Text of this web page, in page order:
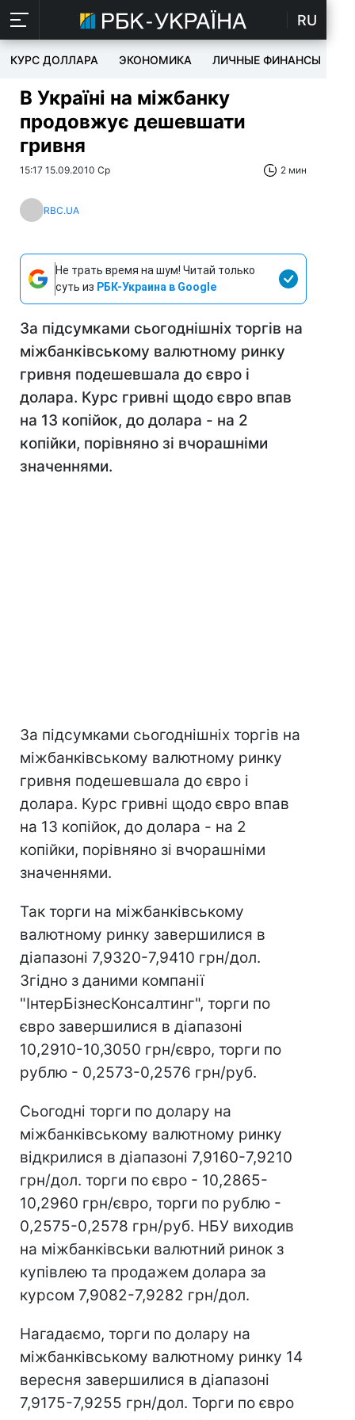
RU
КУРС ДОЛЛАРА ЭКОНОМИКА ЛИЧНЫЕ ФИНАНСЫ
В Україні на міжбанку
продовжує дешевшати
гривня
15:17 15.09.2010 Ср 2 мин
RBC.UA
Не трать время на шум! Читай только
суть из РБК-Украина в Google
За підсумками сьогоднішніх торгів на
міжбанківському валютному ринку
гривня подешевшала до євро і
долара. Курс гривні щодо євро впав
на 13 копійок, до долара - на 2
копійки, порівняно зі вчорашніми
значеннями.
За підсумками сьогоднішніх торгів на
міжбанківському валютному ринку
гривня подешевшала до євро і
долара. Курс гривні щодо євро впав
на 13 копійок, до долара - на 2
копійки, порівняно зі вчорашніми
значеннями.
Так торги на міжбанківському
валютному ринку завершилися в
діапазоні 7,9320-7,9410 грн/дол.
Згідно з даними компанії
"ІнтерБізнесКонсалтинг", торги по
євро завершилися в діапазоні
10,2910-10,3050 грн/євро, торги по
рублю - 0,2573-0,2576 грн/руб.
Сьогодні торги по долару на
міжбанківському валютному ринку
відкрилися в діапазоні 7,9160-7,9210
грн/дол. торги по євро - 10,2865-
10,2960 грн/євро, торги по рублю -
0,2575-0,2578 грн/руб. НБУ виходив
на міжбанківськи валютний ринок з
купівлею та продажем долара за
курсом 7,9082-7,9282 грн/дол.
Нагадаємо, торги по долару на
міжбанківському валютному ринку 14
вересня завершилися в діапазоні
7,9175-7,9255 грн/дол. Торги по євро